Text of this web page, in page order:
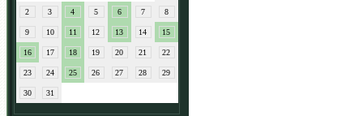
2 3 4 5 6 7 8
9 10 11 12 13 14 15
16 17 18 19 20 21 22
23 24 25 26 27 28 29
30 31